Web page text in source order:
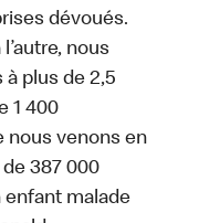
dévoués.
nous
plus de 2,5
1 400
nous venons en
387 000
enfant malade